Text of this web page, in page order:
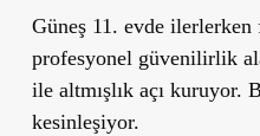
Güneş 11. evde ilerlerken
profesyonel güvenilirlik
ile altmışlık açı kuruyor.
kesinleşiyor.